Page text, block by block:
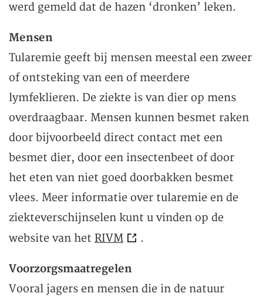
werd gemeld dat de hazen ‘dronken’ leken.
Mensen
Tularemie geeft bij mensen meestal een zweer
of ontsteking van een of meerdere
lymfeklieren. De ziekte is van dier op mens
overdraagbaar. Mensen kunnen besmet raken
door bijvoorbeeld direct contact met een
besmet dier, door een insectenbeet of door
het eten van niet goed doorbakken besmet
vlees. Meer informatie over tularemie en de
ziekteverschijnselen kunt u vinden op de
website van het RIVM .
Voorzorgsmaatregelen
Vooral jagers en mensen die in de natuur